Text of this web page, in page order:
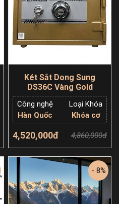
Két Sắt Dong Sung
DS36C Vàng Gold
Công nghệ
Hàn Quốc
Loại Khóa
Khóa cơ
4,520,000đ 4,860,000đ
Thêm giỏ hàng
- 8%